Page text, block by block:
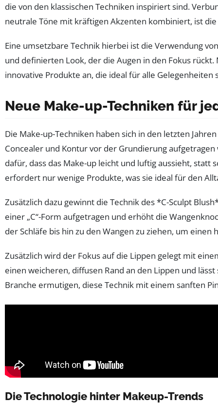
die von den klassischen Techniken inspiriert sind.
neutrale Töne mit kräftigen Akzenten kombiniert, ist
Eine umsetzbare Technik hierbei ist die Verwendung
und definierten Look, der die Augen in den Fokus
innovative Produkte an, die ideal für alle Gelegenheiten
Neue Make-up-Techniken für
Die Make-up-Techniken haben sich in den letzten
Concealer und Kontur vor der Grundierung
dafür, dass das Make-up leicht und luftig aussieht,
erfordert nur wenige Produkte, was sie ideal für den
Zusätzlich dazu gewinnt die Technik des *C-Sculpt
einer „C“-Form aufgetragen und erhöht die
der Schläfe bis hin zu den Wangen zu ziehen, um
Zusätzlich wird der Fokus auf die Lippen gelegt mit
einen weicheren, diffusen Rand an den Lippen und
Branche ermutigen, diese Technik mit einem sanften
Die Technologie hinter Makeup-Trends